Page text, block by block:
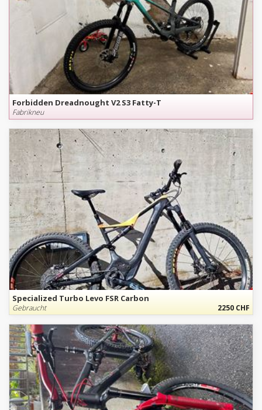
Forbidden Dreadnought V2 S3 Fatty-T
Fabrikneu
Specialized Turbo Levo FSR Carbon
Gebraucht 2250 CHF